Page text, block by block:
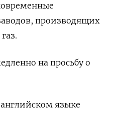
производящих
на просьбу о
языке